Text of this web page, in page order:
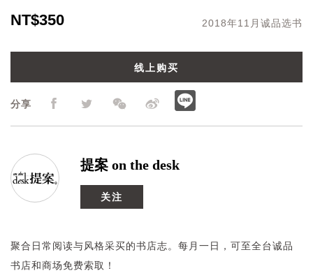
分享
提案 on the desk
关注
聚合日常阅读与风格采买的书店志。每月一日，可至全台诚品
书店和商场免费索取！
NT$350 2018年11月诚品选书
线上购买